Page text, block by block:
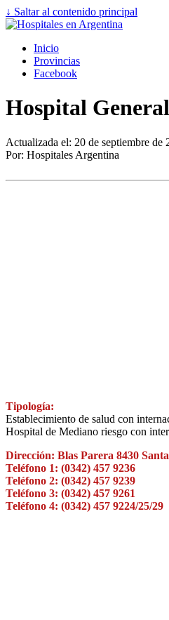
↓ Saltar al contenido principal
Inicio
Provincias
Facebook
Hospital
Actualizada el: 20 de septiembre de
Por: Hospitales Argentina
Tipología:
Establecimiento de salud con
Hospital de Mediano riesgo con
Dirección: Blas Parera 8430
Teléfono 1: (0342) 457 9236
Teléfono 2: (0342) 457 9239
Teléfono 3: (0342) 457 9261
Teléfono 4: (0342) 457 9224/25/29